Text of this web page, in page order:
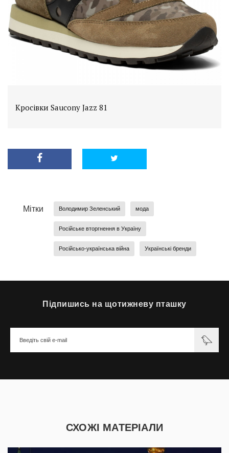
Кросівки Saucony Jazz 81
Мітки Володимир Зеленський мода
Російське вторгнення в Україну
Російсько-українська війна Українські бренди
Підпишись на щотижневу пташку
СХОЖІ МАТЕРІАЛИ